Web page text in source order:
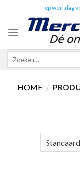
content
op werkdag
Zoeken
HOME /